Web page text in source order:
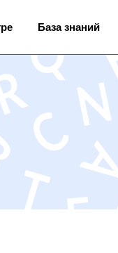
База знаний